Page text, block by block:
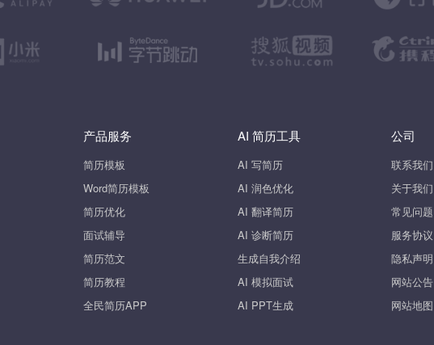
产品服务
简历模板
Word简历模板
简历优化
面试辅导
简历范文
简历教程
全民简历APP
AI 简历工具
AI 写简历
AI 润色优化
AI 翻译简历
AI 诊断简历
生成自我介绍
AI 模拟面试
AI PPT生成
公司
联系我们
关于我们
常见问题
服务协议
隐私声明
网站公告
网站地图